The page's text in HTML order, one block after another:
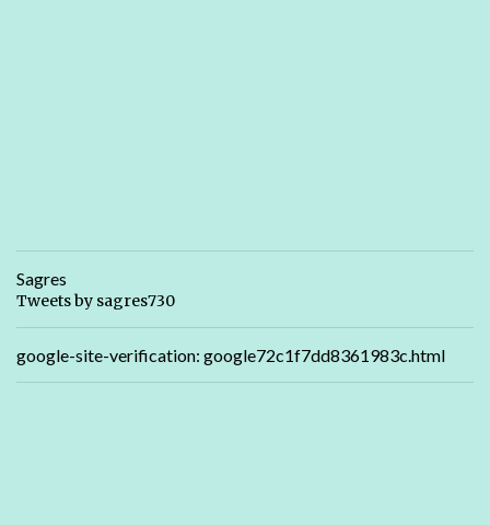
Sagres
Tweets by sagres730
google-site-verification: google72c1f7dd8361983c.html